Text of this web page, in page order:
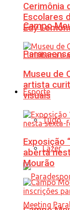
Campo
Esporte
Tudo
Lazer
Cerimônia
Escolares
Edy
Museu de
artista
visuais
Exposição
aberta
Mourão